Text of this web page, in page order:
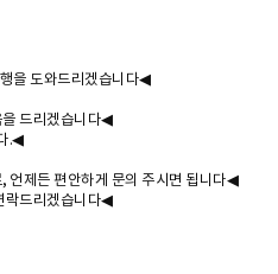
을 도와드리겠습니다◀
드리겠습니다◀
.◀
언제든 편안하게 문의 주시면 됩니다◀
락드리겠습니다◀